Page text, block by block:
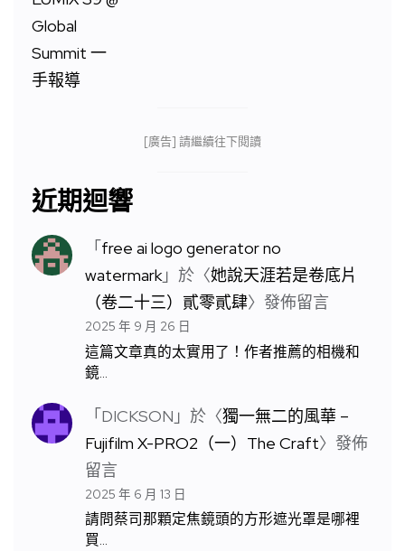
[廣告] 請繼續往下閱讀
近期迴響
「free ai logo generator no
watermark」於〈她說天涯若是卷底片
（卷二十三）貳零貳肆〉發佈留言
2025 年 9 月 26 日
這篇文章真的太實用了！作者推薦的相機和
鏡…
「DICKSON 」於〈獨一無二的風華 –
Fujifilm X-PRO2（一）The Craft〉發佈
留言
2025 年 6 月 13 日
請問蔡司那顆定焦鏡頭的方形遮光罩是哪裡
買…